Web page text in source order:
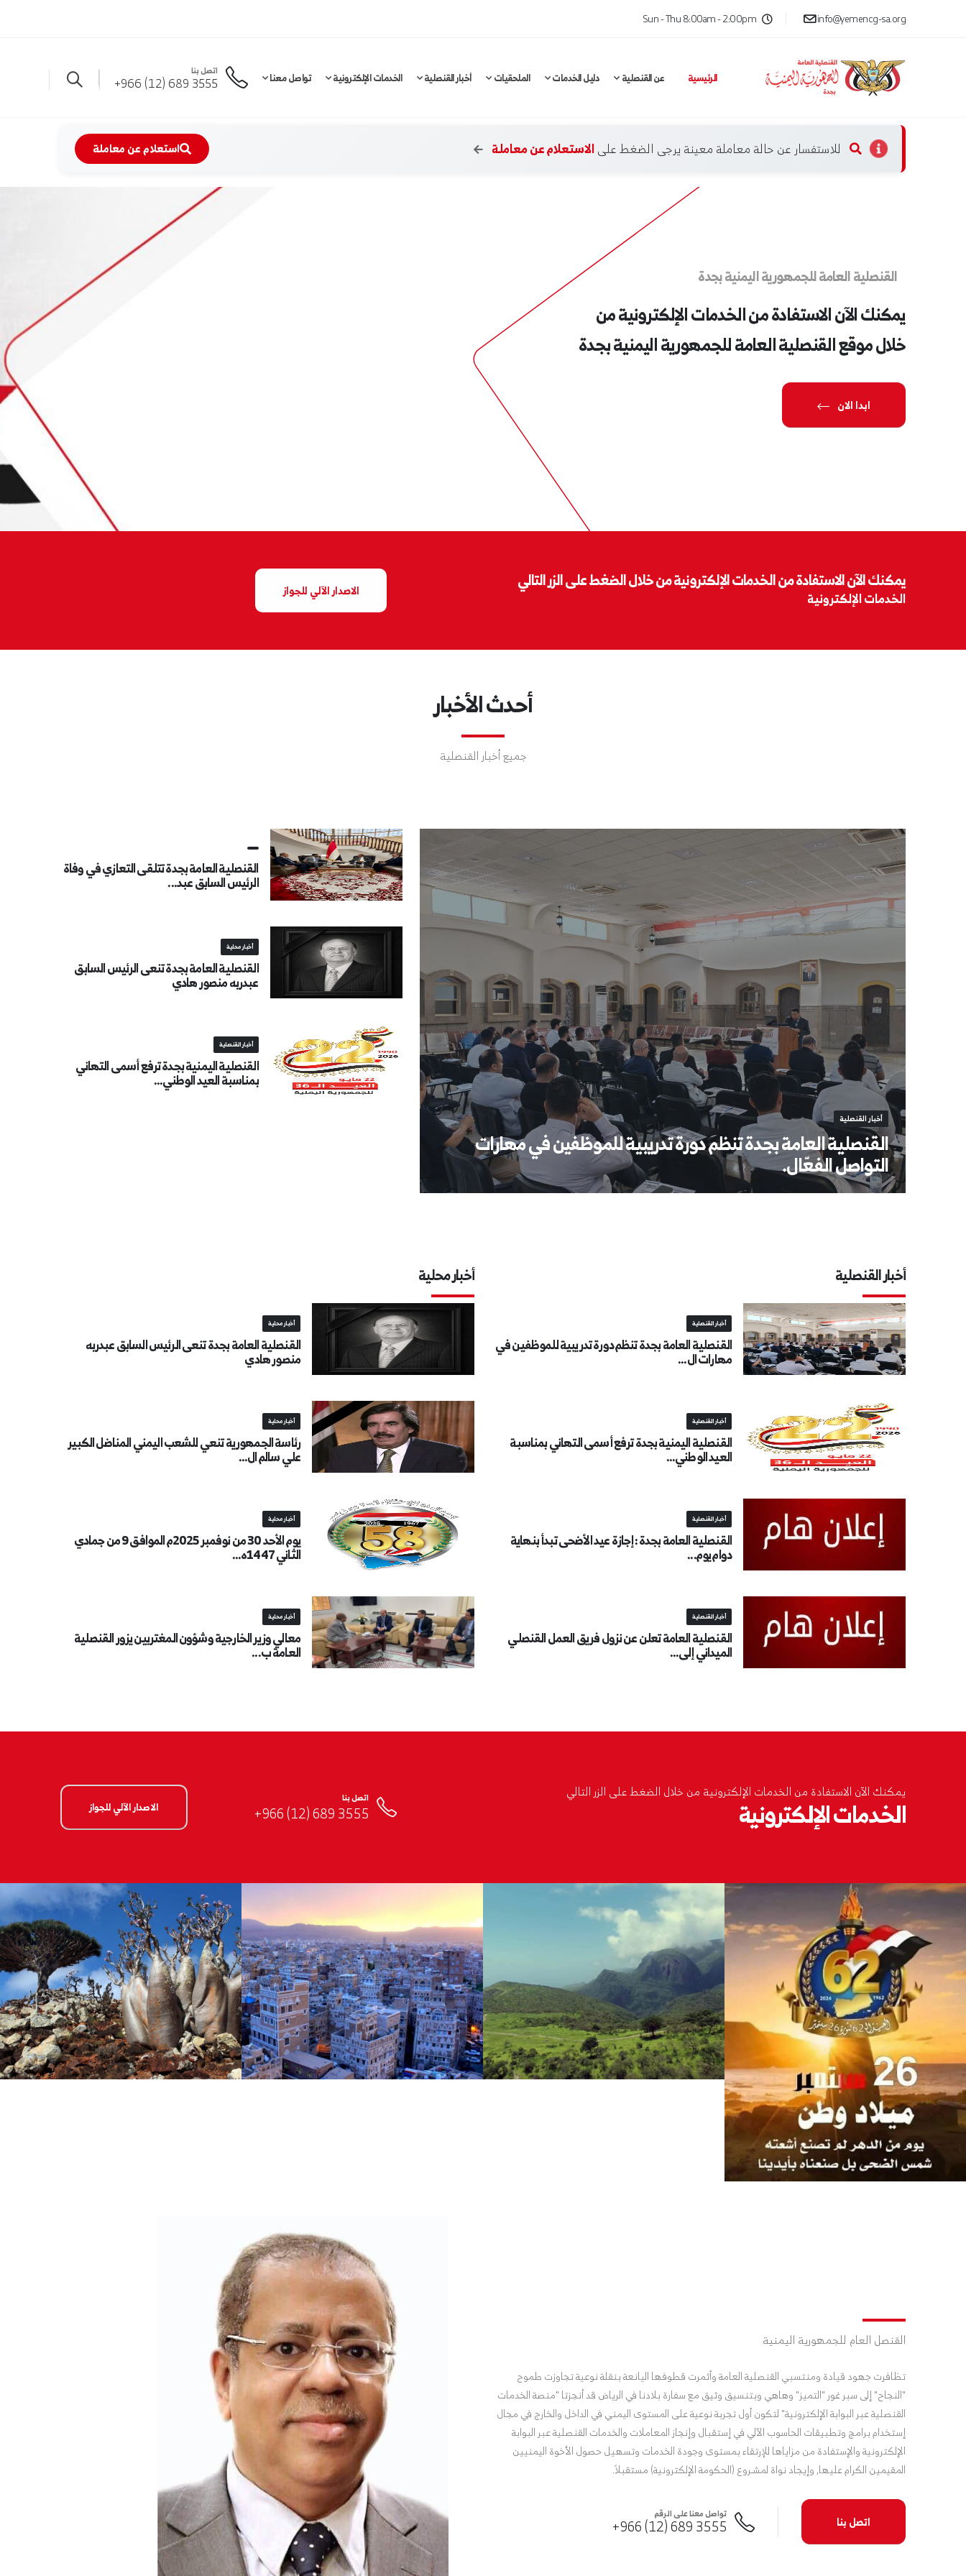
info@yemencg-sa.org
Sun - Thu 8:00am - 2:00pm
الرئيسية عن القنصلية دليل الخدمات الملحقيات أخبار القنصلية الخدمات الإلكترونية تواصل معنا اتصل بنا
3555 689 (12) 966+
للاستفسار عن حالة معاملة معينة يرجى الضغط علىالاستعلام عن معاملة استعلام عن معاملة
القنصلية العامة للجمهورية اليمنية بجدة
يمكنك الآن الاستفادة من الخدمات الإلكترونية من
خلال موقع القنصلية العامة للجمهورية اليمنية بجدة
ابدا الان
يمكنك الآن الاستفادة من الخدمات الإلكترونية من خلال الضغط على الزر التالي
الخدمات الإلكترونية الاصدار الآلي للجواز
أحدث الأخبار
جميع أخبار القنصلية
أخبار القنصلية
القنصلية العامة بجدة تنظم دورة تدريبية للموظفين في مهارات
التواصل الفعّال.
في إطار توجهات وحرص قيادة وزارة الخارجية وشؤون المغتربين على تطوير الأداء المؤسسي، وتنفيذاً لتوجيهات...
القنصلية العامة بجدة تتلقى التعازي في وفاة
الرئيس السابق عبد...
أخبار محلية
القنصلية العامة بجدة تنعى الرئيس السابق
عبدربه منصور هادي
أخبار القنصلية
القنصلية اليمنية بجدة ترفع أسمى التهاني
بمناسبة العيد الوطني...
أخبار القنصلية
أخبار القنصلية
القنصلية العامة بجدة تنظم دورة تدريبية للموظفين في
مهارات ال...
أخبار القنصلية
القنصلية اليمنية بجدة ترفع أسمى التهاني بمناسبة
العيد الوطني...
أخبار القنصلية
القنصلية العامة بجدة : إجازة عيد الأضحى تبدأ بنهاية
دوام يوم...
أخبار القنصلية
القنصلية العامة تعلن عن نزول فريق العمل القنصلي
الميداني إلى...
أخبار محلية
أخبار محلية
القنصلية العامة بجدة تنعى الرئيس السابق عبدربه
منصور هادي
أخبار محلية
رئاسة الجمهورية تنعي للشعب اليمني المناضل الكبير
علي سالم ال...
أخبار محلية
يوم الأحد 30 من نوفمبر 2025م الموافق 9 من جمادي
الثاني 1447ه...
أخبار محلية
معالي وزير الخارجية وشؤون المغتربين يزور القنصلية
العامة ب...
يمكنك الآن الاستفادة من الخدمات الإلكترونية من خلال الضغط على الزر التالي
الخدمات الإلكترونية اتصل بنا
3555 689 (12) 966+ الاصدار الآلي للجواز
القنصل العام للجمهورية اليمنية
تظافرت جهود قيادة ومنتسبي القنصلية العامة وأثمرت قطوفها اليانعة بنقلة نوعية تجاوزت طموح
"النجاح" إلى سبر غور "التميز" وهاهي وبتنسيق وثيق مع سفارة بلادنا في الرياض قد أنجزتا "منصة الخدمات
القنصلية عبر البوابة الإلكترونية" لتكون أول تجربة نوعية على المستوى اليمني في الداخل والخارج في مجال
إستخدام برامج وتطبيقات الحاسوب الآلي في إستقبال وإنجاز المعاملات والخدمات القنصلية عبر البوابة
الإلكترونية والإستفادة من مزاياها للإرتقاء بمستوى وجودة الخدمات وتسهيل حصول الأخوة اليمنيين
المقيمين الكرام عليها, وإيجاد نواة لمشـروع (الحكومة الإلكترونية) مستقبلاً.
اتصل بنا تواصل معنا على الرقم
3555 689 (12) 966+